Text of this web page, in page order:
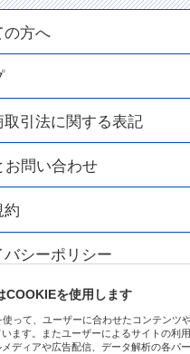
COOKIEを使用します
って、ユーザーに合わせたコンテンツ
ます。またユーザーによるサイトの利
ディアや広告配信、データ解析の各パ
えUPの透明肌に！
方へ
引法に関する表記
お問い合わせ
約
バシーポリシー
ト
ップ